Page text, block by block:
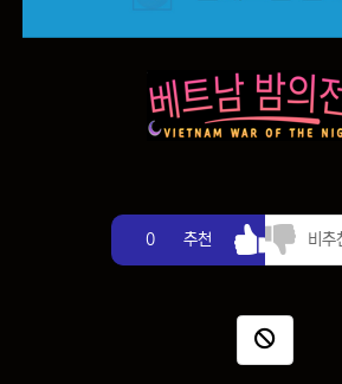
0 추천 추천 비추
신고